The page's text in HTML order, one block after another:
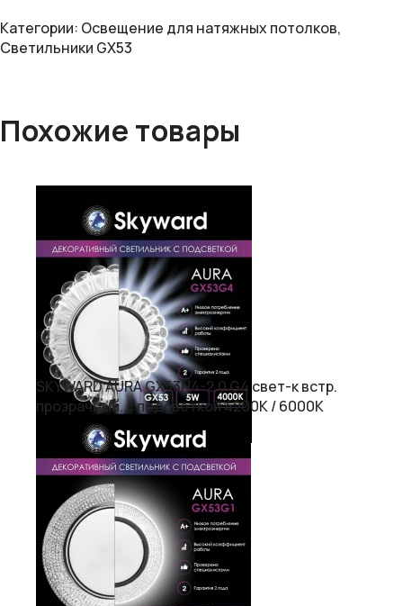
Категории: Освещение для натяжных потолков,
Светильники GX53
Похожие товары
SKYWARD AURA GX53H4-2.0 G4 свет-к встр.
прозрачный, с подсветкой 4200К / 6000К